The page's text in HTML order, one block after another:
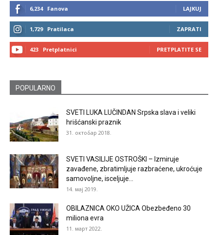
6,234 Fanova LAJKUJ
1,729 Pratilaca ZAPRATI
423 Pretplatnici PRETPLATITE SE
POPULARNO
SVETI LUKA LUČINDAN Srpska slava i veliki
hrišćanski praznik
31. октобар 2018.
SVETI VASILIJE OSTROŠKI – Izmiruje
zavađene, zbratimljuje razbraćene, ukroćuje
samovoljne, isceljuje...
14. мај 2019.
OBILAZNICA OKO UŽICA Obezbeđeno 30
miliona evra
11. март 2022.